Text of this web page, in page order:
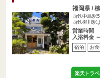
福岡県 /
西鉄中島駅
西鉄柳川駅
営業時間
入浴料金 ～
宿泊 お
楽天トラ